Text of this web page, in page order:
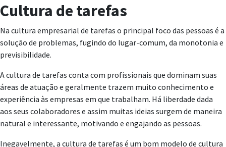
Cultura de tarefas
Na cultura empresarial de tarefas o principal foco das pessoas é a
solução de problemas, fugindo do lugar-comum, da monotonia e
previsibilidade.
A cultura de tarefas conta com profissionais que dominam suas
áreas de atuação e geralmente trazem muito conhecimento e
experiência às empresas em que trabalham. Há liberdade dada
aos seus colaboradores e assim muitas ideias surgem de maneira
natural e interessante, motivando e engajando as pessoas.
Inegavelmente, a cultura de tarefas é um bom modelo de cultura